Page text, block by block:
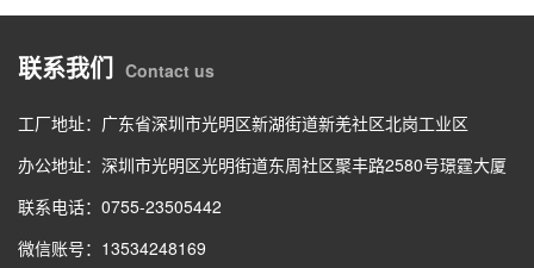
联系我们 Contact us
工厂地址：广东省深圳市光明区新湖街道新羌社区北岗工业区
办公地址：深圳市光明区光明街道东周社区聚丰路2580号璟霆大厦
联系电话：0755-23505442
微信账号：13534248169